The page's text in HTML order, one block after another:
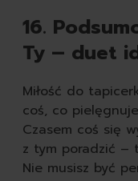
16.
Ty – duet
Miłość do
coś, co
Czasem coś się
z tym poradzić –
Nie musisz być